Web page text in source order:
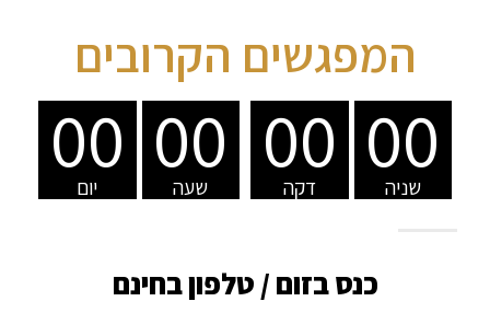
המפגשים הקרובים
00
יום 00
שעה 00
דקה 00
שניה
כנס בזום / טלפון בחינם